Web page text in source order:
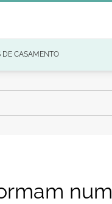
DE CASAMENTO
num